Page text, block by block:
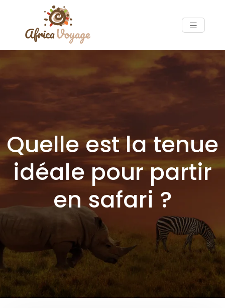
Quelle est la tenue
idéale pour partir
en safari ?